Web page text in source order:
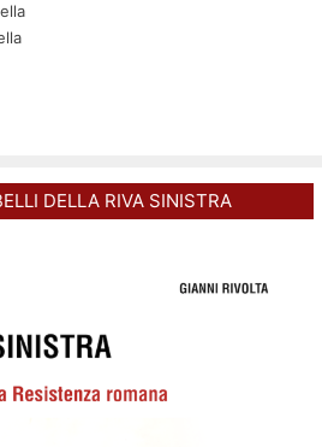
DELLA RIVA SINISTRA